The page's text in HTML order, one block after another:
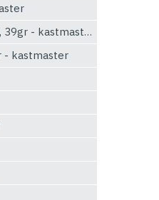
Master cast 21, 28, 39gr - kastmaster
- kastmaster